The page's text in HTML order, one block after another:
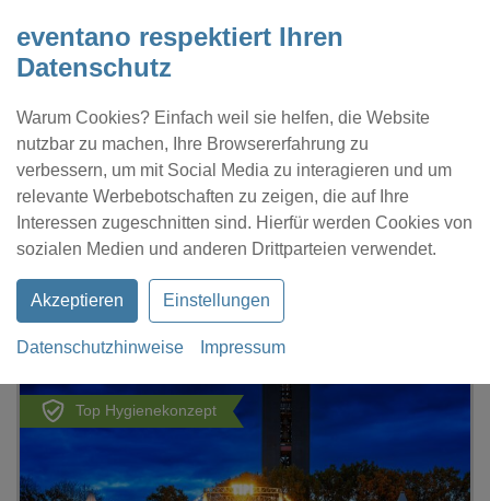
eventano respektiert Ihren
Datenschutz
Warum Cookies? Einfach weil sie helfen, die Website
nutzbar zu machen, Ihre Browsererfahrung zu
verbessern, um mit Social Media zu interagieren und um
relevante Werbebotschaften zu zeigen, die auf Ihre
Interessen zugeschnitten sind. Hierfür werden Cookies von
sozialen Medien und anderen Drittparteien verwendet.
Akzeptieren Einstellungen
Datenschutzhinweise Impressum
Kontakt Location eintragen Profil
TIPI AM KANZLERAMT
Top Hygienekonzept